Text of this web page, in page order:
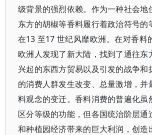
级背景的强烈依赖。作为一种社会地
东方的胡椒等香料履行着政治符号的
在13 至17 世纪风靡欧洲。在对香料
欧洲人发现了新大陆，找到了通往东
兴起的东西方贸易以及引发的战争和
的消费人群发生改变、总量激增，并
料观念的变迁。香料消费的普遍化虽
区分等级的功能，但各国统治阶层通
和种植园经济带来的巨大利润，创造